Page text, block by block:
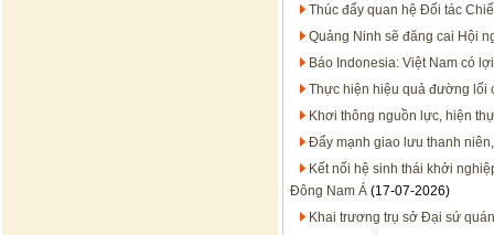
Thúc đẩy quan hệ Đối tác
Quảng Ninh sẽ đăng cai Hội
Báo Indonesia: Việt Nam có
Thực hiện hiệu quả đường lối
Khơi thông nguồn lực, hiện
Đẩy mạnh giao lưu thanh
Kết nối hệ sinh thái khởi
Đông Nam Á (17-07-2026)
Khai trương trụ sở Đại sứ